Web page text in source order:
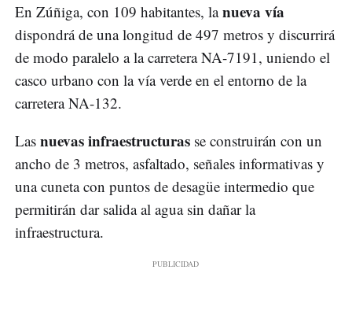
En Zúñiga, con 109 habitantes, lanueva vía
dispondrá de una longitud de 497 metros y discurrirá
de modo paralelo a la carretera NA-7191, uniendo el
casco urbano con la vía verde en el entorno de la
carretera NA-132.
Las nuevas infraestructuras se construirán con un
ancho de 3 metros, asfaltado, señales informativas y
una cuneta con puntos de desagüe intermedio que
permitirán dar salida al agua sin dañar la
infraestructura.